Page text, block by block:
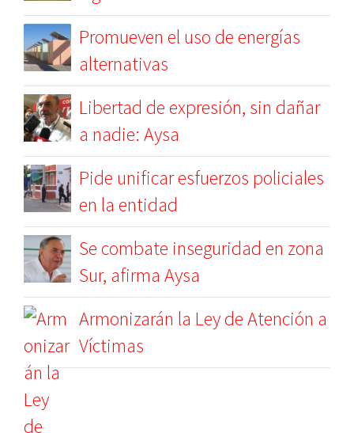
Promueven el uso de energías
alternativas
Libertad de expresión, sin dañar
a nadie: Aysa
Pide unificar esfuerzos policiales
en la entidad
Se combate inseguridad en zona
Sur, afirma Aysa
Armonizarán la Ley de Atención a
Víctimas